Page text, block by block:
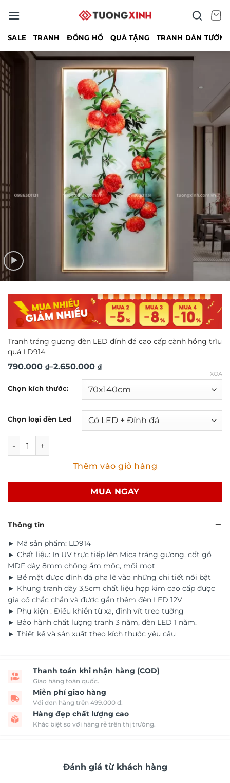
qua
SALE TRANH ĐỒNG HỒ QUÀ TẶNG TRANH DÁN
Tranh tráng gương đèn LED đính đá cao cấp cành hồng trĩu
quả LD914
790.000 ₫–2.650.000 ₫
Khoảng
2.650.000 ₫
Chọn kích thước:
Chọn loại đèn Led
XÓA
Tranh tráng gương đèn LED đính đá cao cấp cành hồng
Thêm vào giỏ hàng
MUA NGAY
Thông tin
► Mã sản phẩm: LD914
► Chất liệu: In UV trực tiếp lên Mica tráng gương, cốt gỗ
MDF dày 8mm chống ẩm mốc, mối mọt
► Bề mặt được đính đá pha lê vào những chi tiết nổi bật
► Khung tranh dày 3,5cm chất liệu hợp kim cao cấp được
gia cố chắc chắn và được gắn thêm đèn LED 12V
► Phụ kiện : Điều khiển từ xa, đinh vít treo tường
► Bảo hành chất lượng tranh 3 năm, đèn LED 1 năm.
► Thiết kế và sản xuất theo kích thước yêu cầu
Thanh toán khi nhận hàng (COD)
Giao hàng toàn quốc.
Miễn phí giao hàng
Với đơn hàng trên 499.000 đ.
Hàng đẹp chất lượng cao
Khác biệt so với hàng rẻ trên thị trường.
Đánh giá từ khách hàng